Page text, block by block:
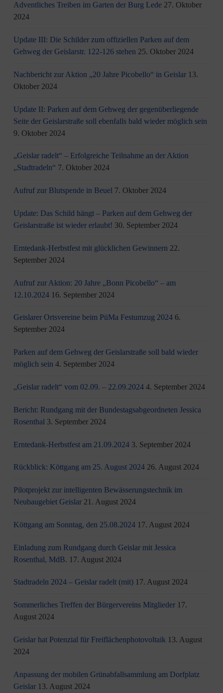
Adventliches Treiben im Garten der Burg Lede 27. Oktober
2024
Update III: Die Schilder zum offiziellen Parken auf dem
Gehweg der Geislarstr. 122-126 stehen 25. Oktober 2024
Nachbericht zur Aktion „20 Jahre Picobello“ in Geislar 13.
Oktober 2024
Update II: Parken auf dem Gehweg der gegenüberliegende
Seite der Geislarstraße soll ebenfalls bald wieder möglich sein
9. Oktober 2024
„Geislar radelt“ – Erfolgreiche Teilnahme an der Aktion
„Stadtradeln“ 7. Oktober 2024
Aufruf zur Blutspende in Beuel 7. Oktober 2024
Update: Das Schild hängt – Parken auf dem Gehweg der
Geislarstraße ist wieder erlaubt! 30. September 2024
Erntedank-Herbstfest mit glücklichen Gewinnern 22.
September 2024
Aufruf zur Aktion: 20 Jahre „Bonn Picobello“ – am
12.10.2024 16. September 2024
Geislarer Ortsvereine beim PüMa Festumzug 2024 6.
September 2024
Parken auf dem Gehweg der Geislarstraße soll bald wieder
möglich sein 4. September 2024
„Geislar radelt“ vom 02.09. – 22.09.2024 4. September 2024
Bericht: Rundgang mit der Bundestagsabgeordneten Jessica
Rosenthal 3. September 2024
Erntedank-Herbstfest am 21.09.2024 3. September 2024
Rückblick: Köttgang am 25. August 2024 26. August 2024
Pilotprojekt zur intelligenten Bewässerungstechnik im
Neubaugebiet Geislar 21. August 2024
Köttgang am Sonntag, den 25.08.2024 17. August 2024
Einladung zum Rundgang durch Geislar mit Jessica
Rosenthal, MdB. 17. August 2024
Stadtradeln 2024 – Geislar radelt (mit) 17. August 2024
Sommerliches Treffen der Bürgervereins Mitglieder 17.
August 2024
Geislar hat Potenzial für Freiflächenphotovoltaik 13. August
2024
Anpassung der mobilen Grünabfallsammlung am Dorfplatz
Geislar 13. August 2024